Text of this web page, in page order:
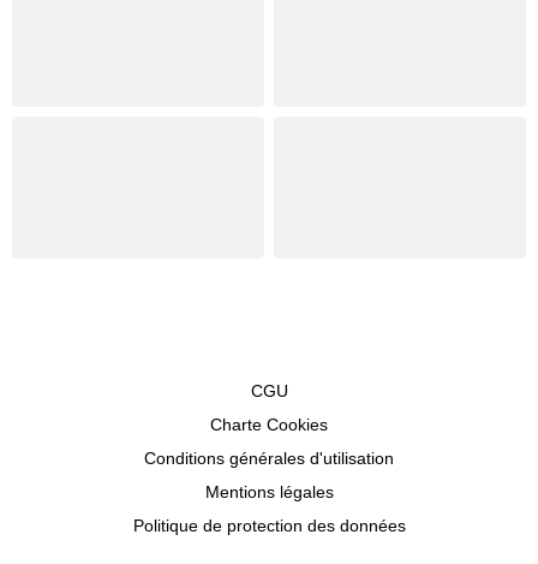
CGU
Charte Cookies
Conditions générales d'utilisation
Mentions légales
Politique de protection des données